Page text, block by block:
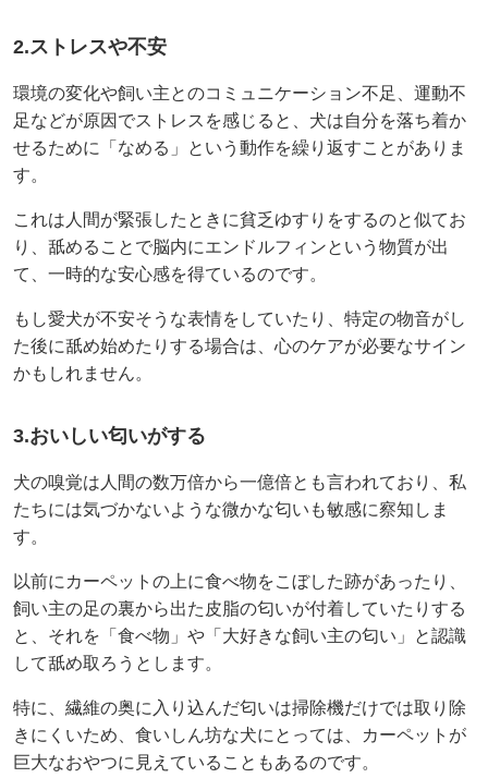
2.ストレスや不安
環境の変化や飼い主とのコミュニケーション不足、運動不
足などが原因でストレスを感じると、犬は自分を落ち着か
せるために「なめる」という動作を繰り返すことがありま
す。
これは人間が緊張したときに貧乏ゆすりをするのと似てお
り、舐めることで脳内にエンドルフィンという物質が出
て、一時的な安心感を得ているのです。
もし愛犬が不安そうな表情をしていたり、特定の物音がし
た後に舐め始めたりする場合は、心のケアが必要なサイン
かもしれません。
3.おいしい匂いがする
犬の嗅覚は人間の数万倍から一億倍とも言われており、私
たちには気づかないような微かな匂いも敏感に察知しま
す。
以前にカーペットの上に食べ物をこぼした跡があったり、
飼い主の足の裏から出た皮脂の匂いが付着していたりする
と、それを「食べ物」や「大好きな飼い主の匂い」と認識
して舐め取ろうとします。
特に、繊維の奥に入り込んだ匂いは掃除機だけでは取り除
きにくいため、食いしん坊な犬にとっては、カーペットが
巨大なおやつに見えていることもあるのです。